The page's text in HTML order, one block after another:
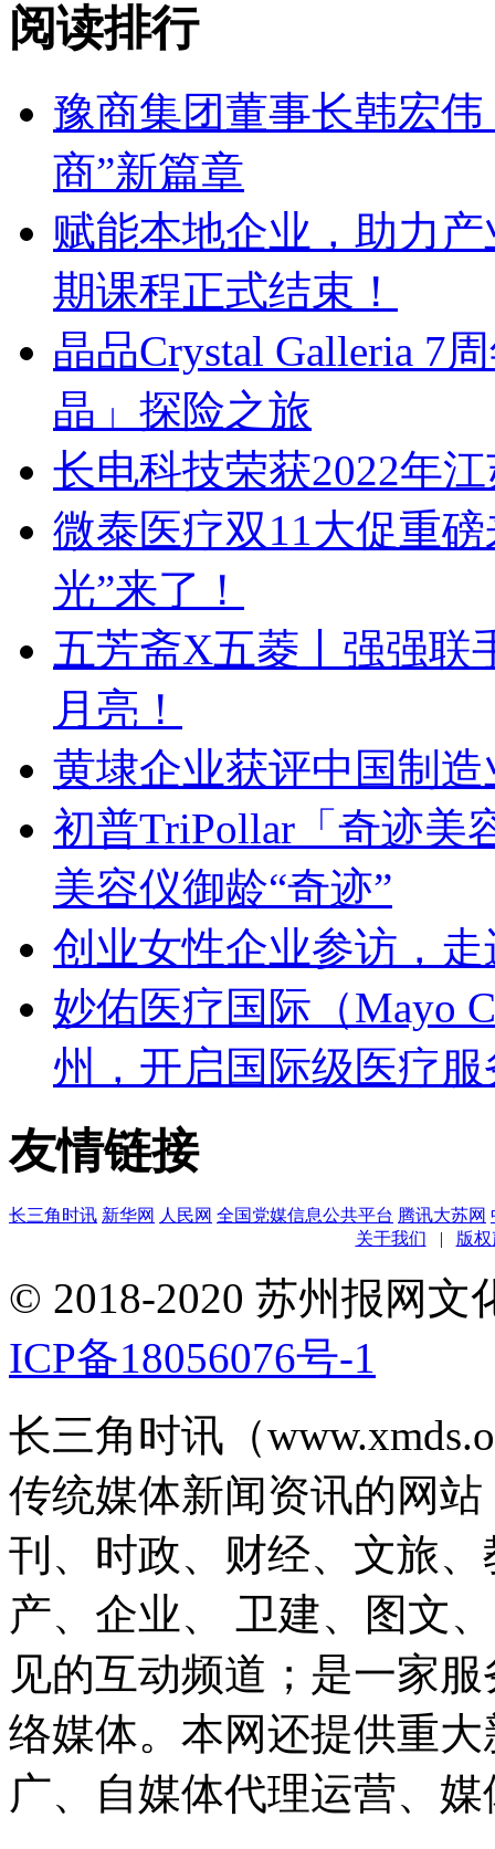
阅读排行
豫商集团董事长韩宏
商”新篇章
赋能本地企业，助力
期课程正式结束！
晶品Crystal Galleria 7
晶」探险之旅
长电科技荣获2022年
微泰医疗双11大促重
光”来了！
五芳斋X五菱丨强强联
月亮！
黄埭企业获评中国制
初普TriPollar「奇迹美
美容仪御龄“奇迹”
创业女性企业参访，
妙佑医疗国际（Mayo
州，开启国际级医疗
友情链接
长三角时讯 新华网 人民网 全国党媒信息公共平台 腾讯大苏网
关于我们
| 版
© 2018-2020 苏州报网
ICP备18056076号-1
长三角时讯（
传统媒体新闻资讯的网
刊、时政、财经、文旅
产、企业、 卫建、图文
见的互动频道；是一家
络媒体。本网还提供重
广、自媒体代理运营、